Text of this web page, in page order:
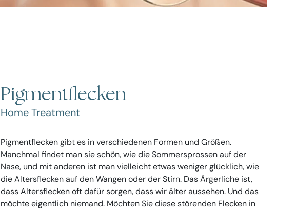
Pigmentflecken
Home Treatment
Pigmentflecken gibt es in verschiedenen Formen und Größen.
Manchmal findet man sie schön, wie die Sommersprossen auf der
Nase, und mit anderen ist man vielleicht etwas weniger glücklich, wie
die Altersflecken auf den Wangen oder der Stirn. Das Ärgerliche ist,
dass Altersflecken oft dafür sorgen, dass wir älter aussehen. Und das
möchte eigentlich niemand. Möchten Sie diese störenden Flecken in